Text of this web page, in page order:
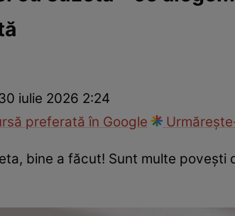
răspund
iulie 2026 2:24
preferată în Google
bine a făcut! Sunt multe